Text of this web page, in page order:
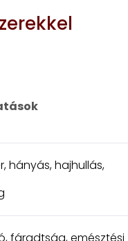
hányás, hajhullás,